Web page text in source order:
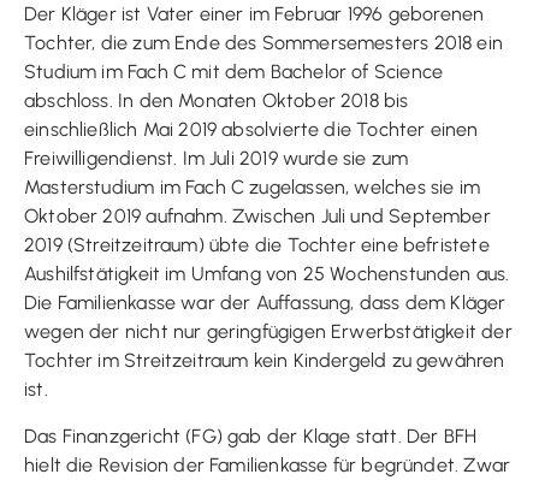
Der Kläger ist Vater einer im Februar 1996 geborenen
Tochter, die zum Ende des Sommersemesters 2018 ein
Studium im Fach C mit dem Bachelor of Science
abschloss. In den Monaten Oktober 2018 bis
einschließlich Mai 2019 absolvierte die Tochter einen
Freiwilligendienst. Im Juli 2019 wurde sie zum
Masterstudium im Fach C zugelassen, welches sie im
Oktober 2019 aufnahm. Zwischen Juli und September
2019 (Streitzeitraum) übte die Tochter eine befristete
Aushilfstätigkeit im Umfang von 25 Wochenstunden aus.
Die Familienkasse war der Auffassung, dass dem Kläger
wegen der nicht nur geringfügigen Erwerbstätigkeit der
Tochter im Streitzeitraum kein Kindergeld zu gewähren
ist.
Das Finanzgericht (FG) gab der Klage statt. Der BFH
hielt die Revision der Familienkasse für begründet. Zwar